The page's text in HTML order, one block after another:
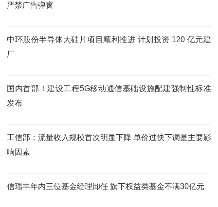
严禁广告弹窗
中环股份半导体大硅片项目顺利推进 计划投资 120 亿元建
厂
国内首部！建设工程5G移动通信基础设施配建强制性标准
发布
工信部：流量收入规模首次明显下降 单价过快下调是主要影
响因素
信瑞丰年内三位基金经理卸任 旗下权益类基金不满30亿元